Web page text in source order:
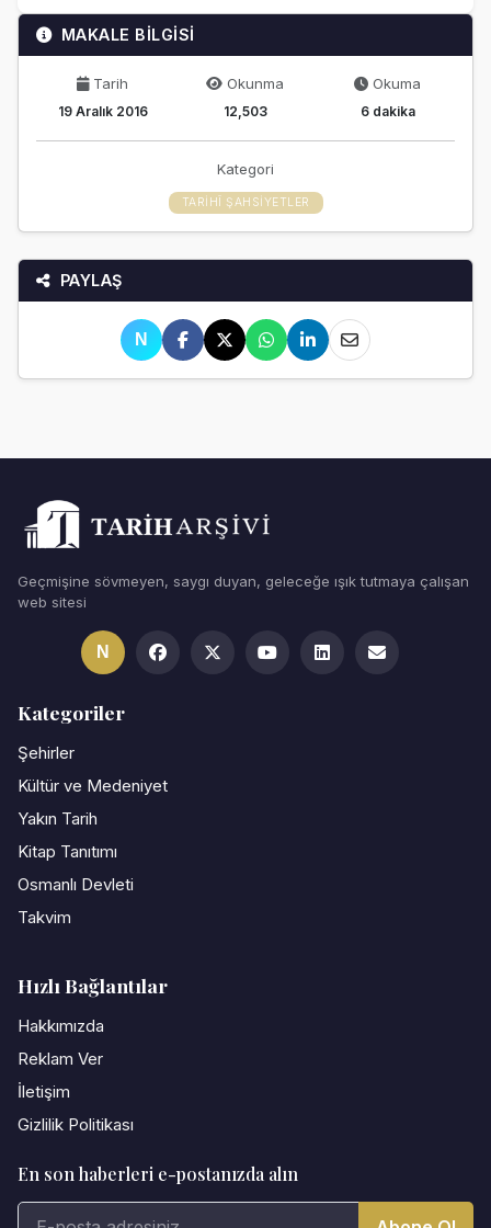
MAKALE BİLGİSİ
Tarih
19 Aralık 2016
Okunma
12,503
Okuma
6 dakika
Kategori
TARIHÎ ŞAHSIYETLER
PAYLAŞ
N
Geçmişine sövmeyen, saygı duyan, geleceğe ışık tutmaya çalışan
web sitesi
N
Kategoriler
Şehirler
Kültür ve Medeniyet
Yakın Tarih
Kitap Tanıtımı
Osmanlı Devleti
Takvim
Hızlı Bağlantılar
Hakkımızda
Reklam Ver
İletişim
Gizlilik Politikası
En son haberleri e-postanızda alın